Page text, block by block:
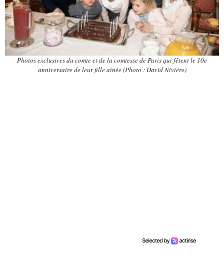
Photos exclusives du comte et de la comtesse de Paris qui fêtent le 10e
anniversaire de leur fille aînée (Photo : David Nivière)